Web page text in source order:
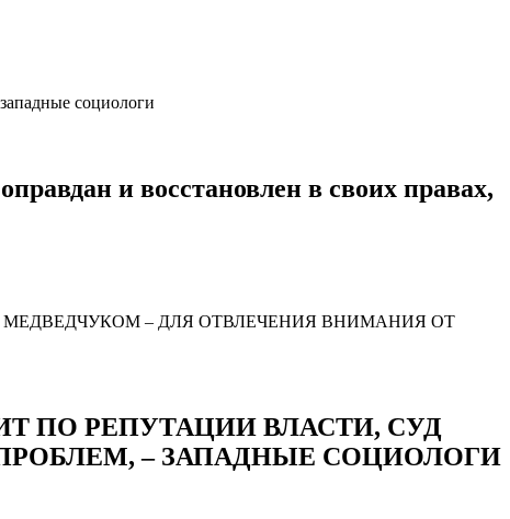
и восстановлен в своих правах,
ПО РЕПУТАЦИИ ВЛАСТИ, СУД
– ЗАПАДНЫЕ СОЦИОЛОГИ